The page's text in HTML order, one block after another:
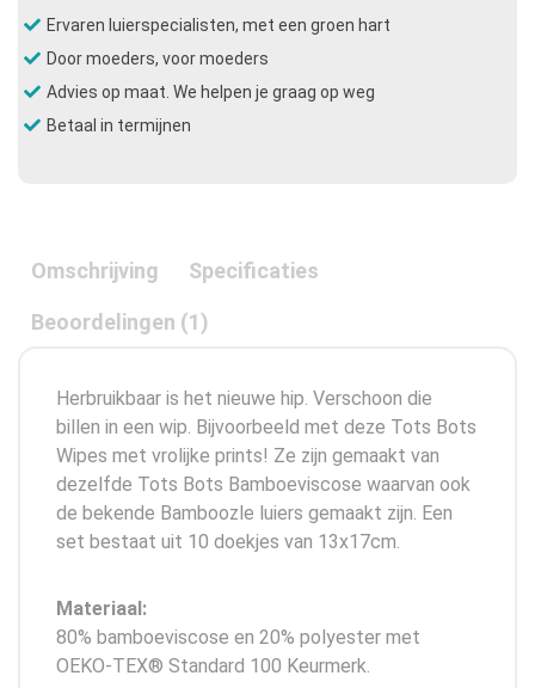
Ervaren luierspecialisten, met een groen hart
Door moeders, voor moeders
Advies op maat. We helpen je graag op weg
Betaal in termijnen
Omschrijving Specificaties
Beoordelingen (1)
Herbruikbaar is het nieuwe hip. Verschoon die
billen in een wip. Bijvoorbeeld met deze Tots Bots
Wipes met vrolijke prints! Ze zijn gemaakt van
dezelfde Tots Bots Bamboeviscose waarvan ook
de bekende Bamboozle luiers gemaakt zijn. Een
set bestaat uit 10 doekjes van 13x17cm.
Materiaal:
80% bamboeviscose en 20% polyester met
OEKO-TEX® Standard 100 Keurmerk.